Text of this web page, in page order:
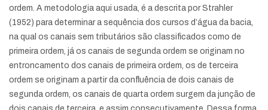
ordem. A metodologia aqui usada, é a descrita por Strahler
(1952) para determinar a sequência dos cursos d’água da bacia,
na qual os canais sem tributários são classificados como de
primeira ordem, já os canais de segunda ordem se originam no
entroncamento dos canais de primeira ordem, os de terceira
ordem se originam a partir da confluência de dois canais de
segunda ordem, os canais de quarta ordem surgem da junção de